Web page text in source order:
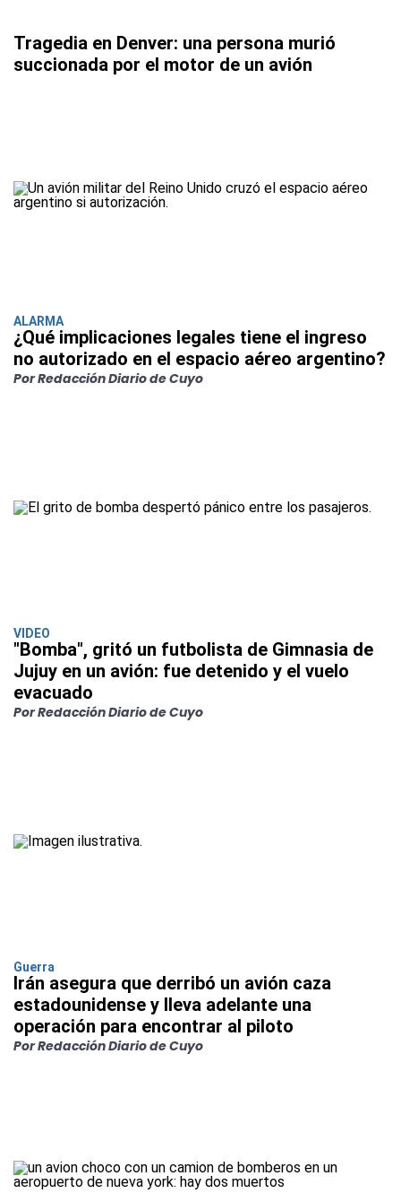
Tragedia en Denver: una persona murió
succionada por el motor de un avión
ALARMA
¿Qué implicaciones legales tiene el ingreso
no autorizado en el espacio aéreo argentino?
Por Redacción Diario de Cuyo
VIDEO
"Bomba", gritó un futbolista de Gimnasia de
Jujuy en un avión: fue detenido y el vuelo
evacuado
Por Redacción Diario de Cuyo
Guerra
Irán asegura que derribó un avión caza
estadounidense y lleva adelante una
operación para encontrar al piloto
Por Redacción Diario de Cuyo